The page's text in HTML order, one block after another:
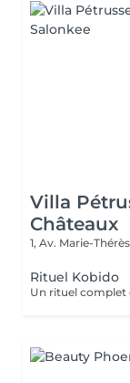
Villa
Châteaux
1, Av. Marie-
Rituel Kobido